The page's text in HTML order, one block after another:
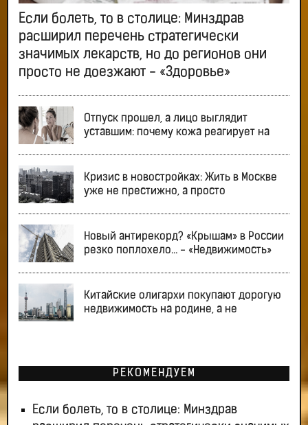
Если болеть, то в столице: Минздрав
расширил перечень стратегически
значимых лекарств, но до регионов они
просто не доезжают - «Здоровье»
Отпуск прошел, а лицо выглядит
уставшим: почему кожа реагирует на
Кризис в новостройках: Жить в Москве
уже не престижно, а просто
Новый антирекорд? «Крышам» в России
резко поплохело… - «Недвижимость»
Китайские олигархи покупают дорогую
недвижимость на родине, а не
РЕКОМЕНДУЕМ
Если болеть, то в столице: Минздрав